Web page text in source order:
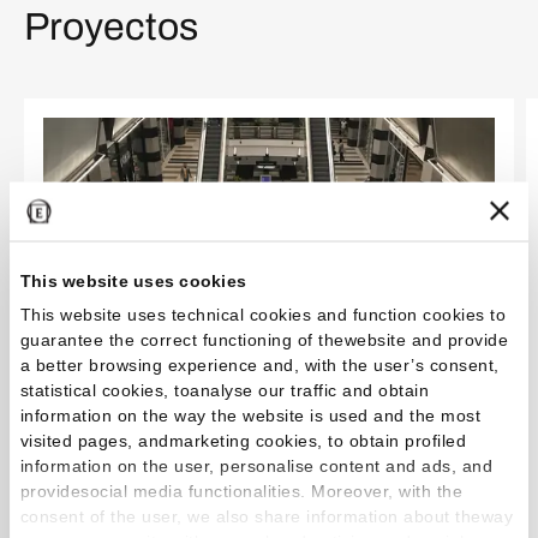
This website uses cookies
This website uses technical cookies and function cookies to
guarantee the correct functioning of thewebsite and provide
a better browsing experience and, with the user’s consent,
statistical cookies, toanalyse our traffic and obtain
information on the way the website is used and the most
visited pages, andmarketing cookies, to obtain profiled
information on the user, personalise content and ads, and
providesocial media functionalities. Moreover, with the
consent of the user, we also share information about theway
Proyectos
Una experiencia de compras única